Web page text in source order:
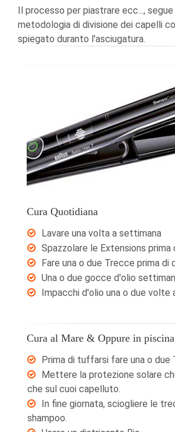
Il processo per piastrare ecc...,
metodologia di divisione dei capelli
spiegato duranto l'asciugatura.
Cura Quotidiana
Lavare una volta a settimana
Spazzolare le Extensions prima
Fare una o due Trecce prima di
Una o due gocce d'olio
Impacchi d'olio una o due volte
Cura al Mare & Oppure in
Prima di tuffarsi fare una o due
Mettere la protezione solare
che sul cuoi capelluto.
In fine giornata, sciogliere le
shampoo.